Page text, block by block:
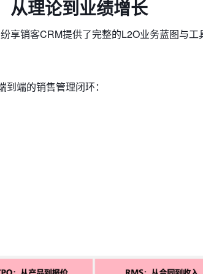
从理论到业绩增长
享销客CRM提供了完整的L2O业务蓝图与工
端的销售管理闭环​​：